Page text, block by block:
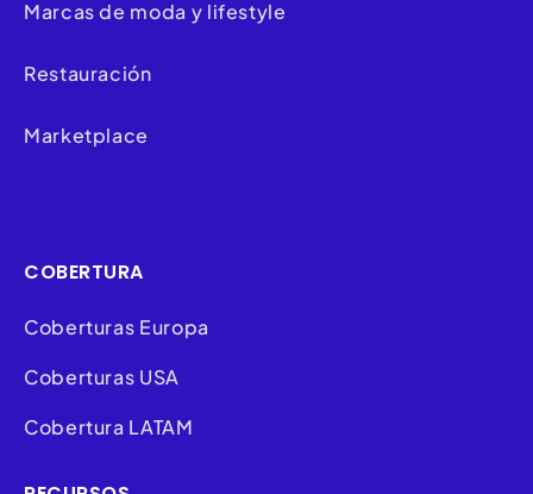
Marcas de moda y lifestyle
Restauración
Marketplace
COBERTURA
Coberturas Europa
Coberturas USA
Cobertura LATAM